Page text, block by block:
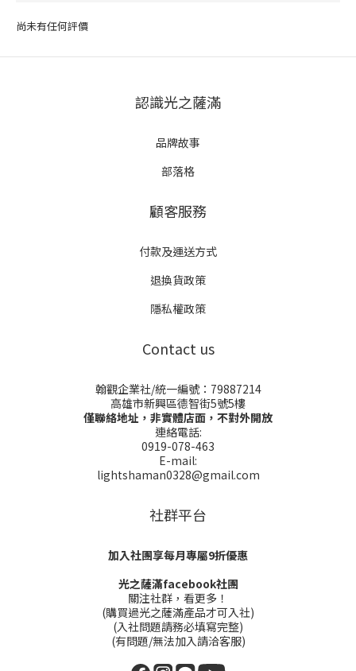
尚未有任何評價
認識光之薩滿
品牌故事
部落格
顧客服務
付款及運送方式
退換貨政策
隱私權政策
Contact us
翰觀企業社/統一編號：79887214
高雄市新興區德智街5號5樓
僅聯絡地址，非實體店面，不對外開放
連絡電話:
0919-078-463
E-mail:
lightshaman0328@gmail.com
社群平台
加入社團享每月專屬9折優惠
光之薩滿facebook社團
關注社群，看更多！
(購買過光之薩滿產品才可入社)
(入社問題請務必填寫完整)
(有問題/無法加入請洽客服)